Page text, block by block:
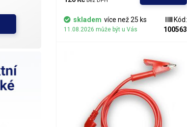
kabelů. Pro napájení více obvodů je možné
kabely zasouvat banánky do sebe a
vytvářet v obvodu uzly. K dispozici v
několika barevných provedeních pro
skladem více než 25 ks
11.08.2026 může být u Vás
Kód:
100563